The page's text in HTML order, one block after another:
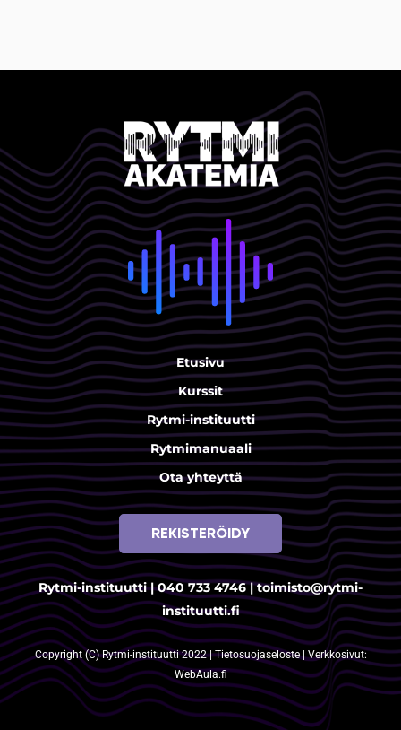
Etusivu
Kurssit
Rytmi-instituutti
Rytmimanuaali
Ota yhteyttä
REKISTERÖIDY
Rytmi-instituutti |040 733 4746|toimisto@rytmi-
instituutti.fi
Copyright (C) Rytmi-instituutti 2022 |Tietosuojaseloste| Verkkosivut:
WebAula.fi